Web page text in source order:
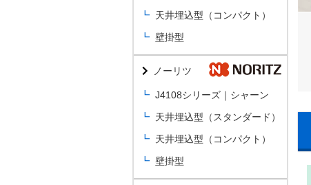
天井埋込型（コンパクト）
壁掛型
ノーリツ
J4108シリーズ｜シャーン
天井埋込型（スタンダード）
天井埋込型（コンパクト）
壁掛型